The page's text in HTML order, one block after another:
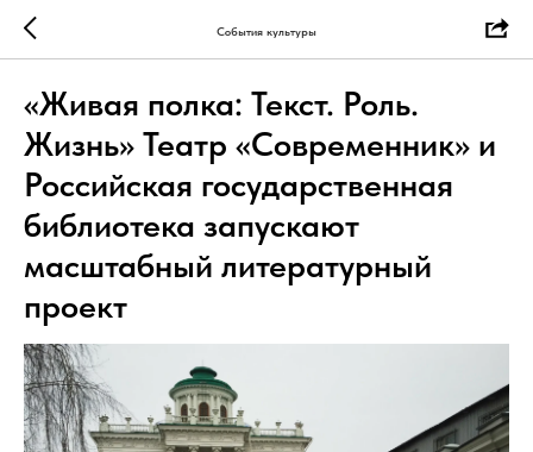
События культуры
«Живая полка: Текст. Роль.
Жизнь» Театр «Современник» и
Российская государственная
библиотека запускают
масштабный литературный
проект